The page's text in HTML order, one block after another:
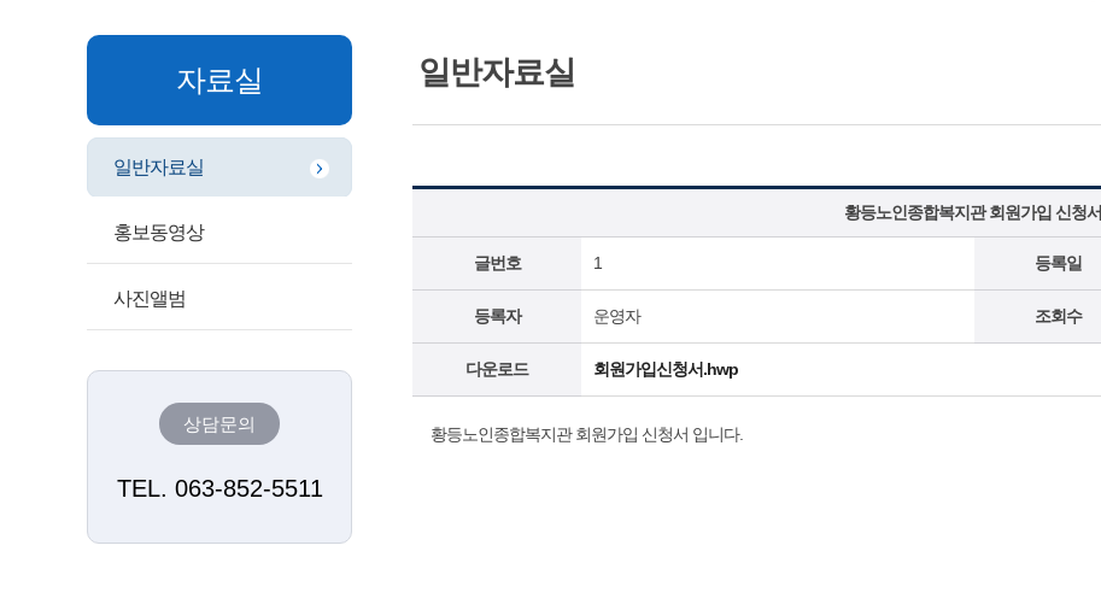
자료실
일반자료실
홍보동영상
사진앨범
상담문의
TEL. 063-852-5511
일반자료실
황등노인종합복지관 회원가입 신청서
글번호 1 등록일
등록자 운영자 조회수
다운로드 회원가입신청서.hwp
황등노인종합복지관 회원가입 신청서 입니다.